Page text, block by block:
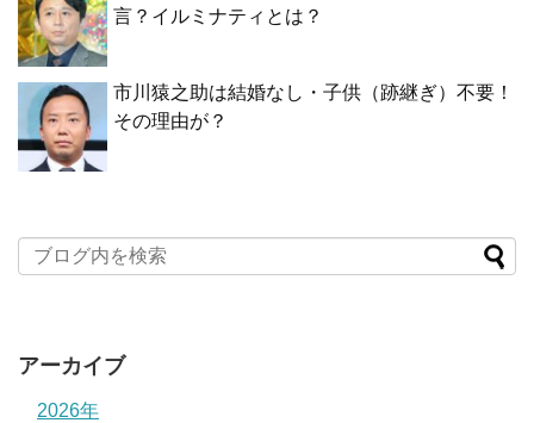
言？イルミナティとは？
市川猿之助は結婚なし・子供（跡継ぎ）不要！
その理由が？
アーカイブ
2026年